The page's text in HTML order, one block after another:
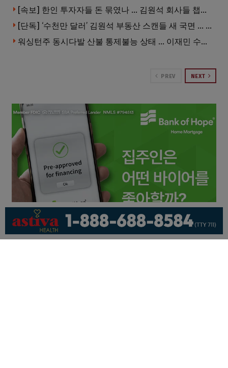
[속보] 한인 투자자들 돈 묶였나 … 김원석 회사들 챕터7 강제파산·자진파산 잇따라 신청
[단독] ‘수천만 달러’ 김원석 부동산 스캔들 새 국면 … 한인 투자자들 소송 잇따라 ‘디폴트’ 절차
워싱턴주 동시다발 산불 통제불능 상태 … 이재민 수십만명
PREV NEXT